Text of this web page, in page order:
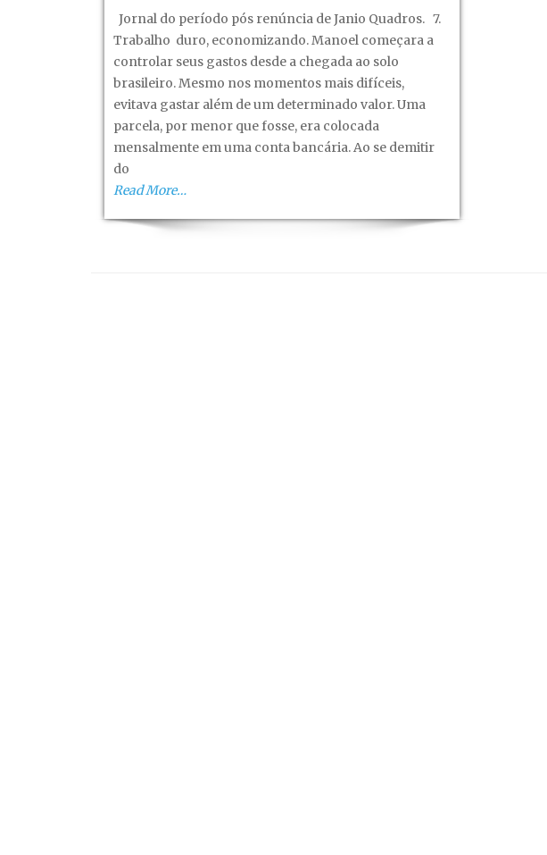
japonês
especialista
Jornal do período pós renúncia de Janio Quadros. 7.
Trabalho duro, economizando. Manoel começara a
controlar seus gastos desde a chegada ao solo
brasileiro. Mesmo nos momentos mais difíceis,
evitava gastar além de um determinado valor. Uma
parcela, por menor que fosse, era colocada
mensalmente em uma conta bancária. Ao se demitir
do
Read More…